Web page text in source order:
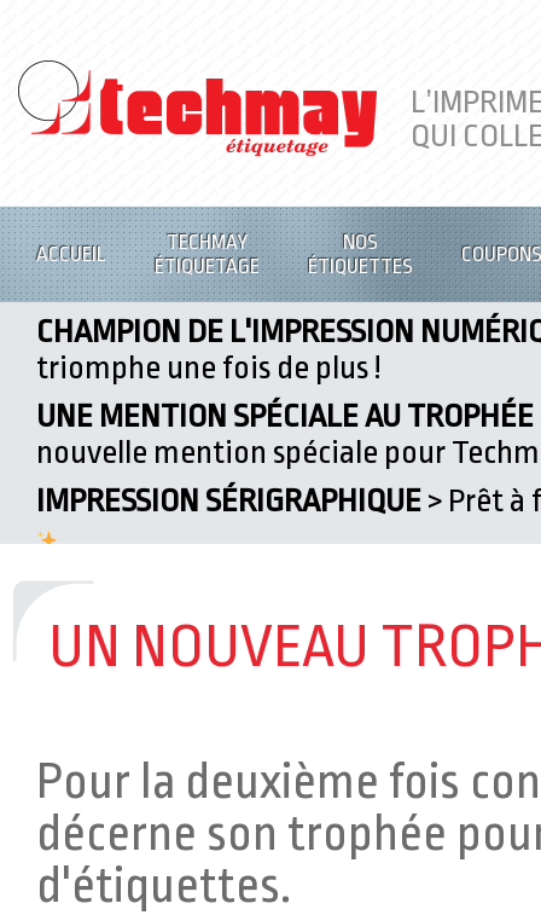
QUI
ACCUEIL
TECHMAY
ÉTIQUETAGE
NOS
ÉTIQUETTES
COUPONS
CHAMPION DE L'IMPRESSION
triomphe une fois de plus !
UNE MENTION SPÉCIALE AU
nouvelle mention spéciale pour
IMPRESSION SÉRIGRAPHIQUE> Prêt à
L'ÉTIQUETTE RACK
l’étiquette RACK !
DEUX MENTIONS SPÉCIALES POUR
mentions spéciales au concours
UN NOUVEAU
Pour la deuxième fois
décerne son trophée
d'étiquettes.